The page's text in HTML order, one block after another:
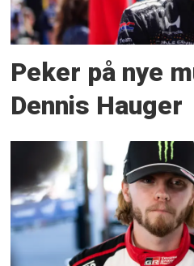
Peker på nye
Dennis Hauger